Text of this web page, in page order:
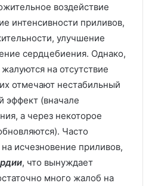
воздействие
интенсивности приливов,
улучшение
сердцебиения. Однако,
на отсутствие
отмечают нестабильный
эффект (вначале
а через некоторое
Часто
исчезновение приливов,
, что вынуждает
много жалоб на